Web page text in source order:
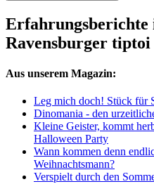
Erfahrungsberichte
Ravensburger
Aus unserem Magazin:
Leg mich doch! Stück für
Dinomania - den
Kleine Geister, kommt
Halloween Party
Wann kommen denn
Weihnachtsmann?
Verspielt durch den